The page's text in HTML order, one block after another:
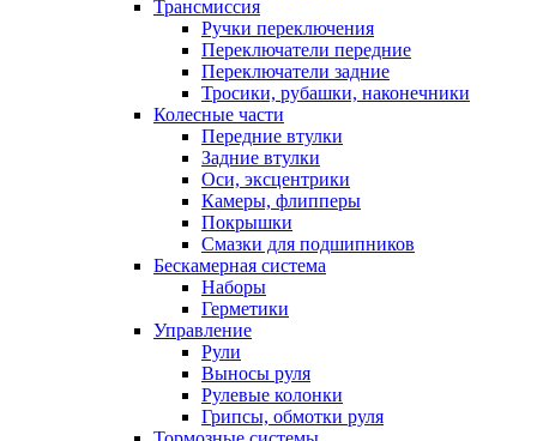
Трансмиссия
Ручки переключения
Переключатели передние
Переключатели задние
Тросики, рубашки, наконечники
Колесные части
Передние втулки
Задние втулки
Оси, эксцентрики
Камеры, флипперы
Покрышки
Смазки для подшипников
Бескамерная система
Наборы
Герметики
Управление
Рули
Выносы руля
Рулевые колонки
Грипсы, обмотки руля